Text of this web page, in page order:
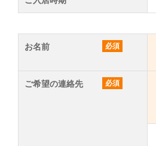
お名前 必須
ご希望の連絡先 必須